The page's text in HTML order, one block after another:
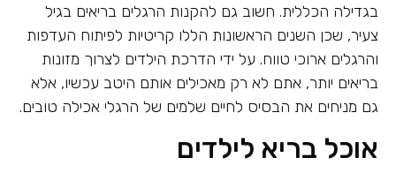
בגדילה הכללית. חשוב גם להקנות הרגלים בריאים בגיל
צעיר, שכן השנים הראשונות הללו קריטיות לפיתוח העדפות
והרגלים ארוכי טווח. על ידי הדרכת הילדים לצרוך מזונות
בריאים יותר, אתם לא רק מאכילים אותם היטב עכשיו, אלא
גם מניחים את הבסיס לחיים שלמים של הרגלי אכילה טובים.
אוכל בריא לילדים